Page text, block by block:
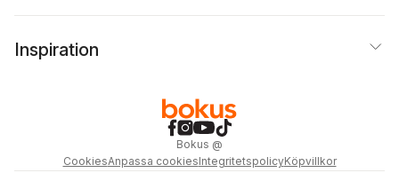
Inspiration
Bokus @
CookiesAnpassa cookiesIntegritetspolicyKöpvillkor